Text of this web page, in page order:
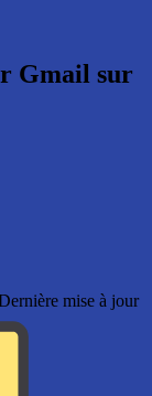
Gmail sur
mise à jour